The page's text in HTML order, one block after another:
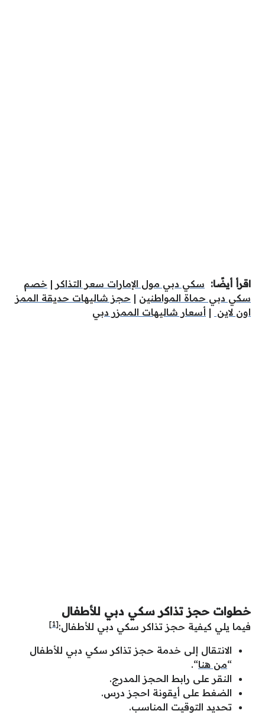
اقرأ أيضًا: سكي دبي مول الإمارات سعر التذاكر | خصم
سكي دبي حماة المواطنين | حجز شاليهات حديقة الممز
اون لاين | أسعار شاليهات الممزر دبي
خطوات حجز تذاكر سكي دبي للأطفال
فيما يلي كيفية حجز تذاكر سكي دبي للأطفال:[1]
الانتقال إلى خدمة حجز تذاكر سكي دبي للأطفال
“من هنا“.
النقر على رابط الحجز المدرج.
الضغط على أيقونة احجز درس.
تحديد التوقيت المناسب.